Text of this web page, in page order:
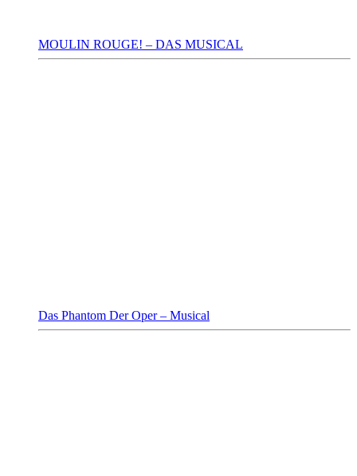
MOULIN ROUGE! – DAS MUSICAL
Das Phantom Der Oper – Musical